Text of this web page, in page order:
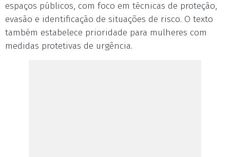
espaços públicos, com foco em técnicas de proteção,
evasão e identificação de situações de risco. O texto
também estabelece prioridade para mulheres com
medidas protetivas de urgência.